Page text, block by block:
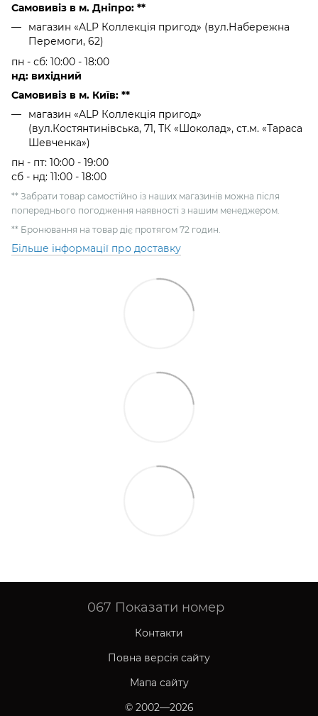
Самовивіз в м. Дніпро: **
магазин «ALP Коллекція пригод» (вул.Набережна
Перемоги, 62)
пн - сб: 10:00 - 18:00
нд: вихідний
Самовивіз в м. Київ: **
магазин «ALP Коллекція пригод»
(вул.Костянтинівська, 71, ТК «Шоколад», ст.м. «Тараса
Шевченка»)
пн - пт: 10:00 - 19:00
сб - нд: 11:00 - 18:00
** Забрати товар самостійно із наших магазинів можна після
попереднього погодження наявності з нашим менеджером.
** Бронювання на товар діє протягом 72 годин.
Більше інформації про доставку
067 Показати номер
Контакти
Повна версія сайту
Мапа сайту
© 2002—2026